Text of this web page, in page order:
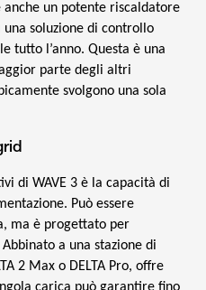
anche un potente riscaldatore
una soluzione di controllo
tutto l’anno. Questa è una
parte degli altri
svolgono una sola
di WAVE 3 è la capacità di
Può essere
ma è progettato per
a una stazione di
2 Max o DELTA Pro, offre